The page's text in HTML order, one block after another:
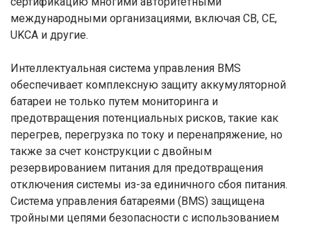
международными организациями, включая CB, CE,
UKCA и другие.
Интеллектуальная система управления BMS
обеспечивает комплексную защиту аккумуляторной
батареи не только путем мониторинга и
предотвращения потенциальных рисков, такие как
перегрев, перегрузка по току и перенапряжение, но
также за счет конструкции с двойным
резервированием питания для предотвращения
отключения системы из-за единичного сбоя питания.
Система управления батареями (BMS) защищена
тройными цепями безопасности с использованием